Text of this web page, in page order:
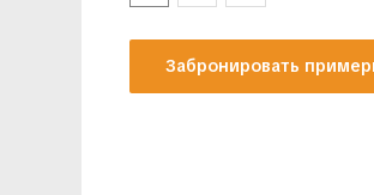
Забронировать